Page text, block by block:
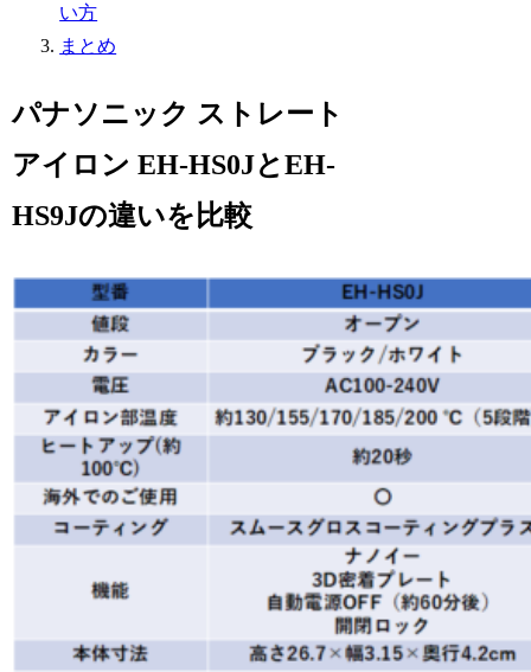
い方
まとめ
パナソニック ストレート
アイロン EH-HS0JとEH-
HS9Jの違いを比較